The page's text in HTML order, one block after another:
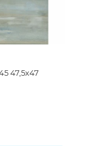
47,5х47